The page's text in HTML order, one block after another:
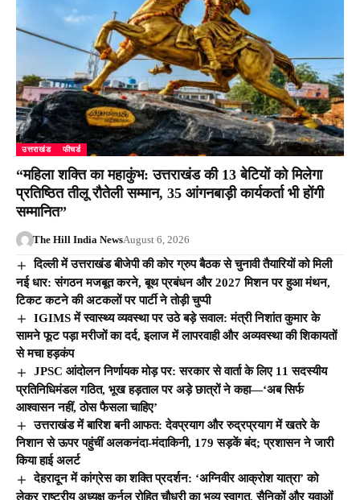
उत्तराखंड फीचर्ड
“महिला शक्ति का महाकुंभ: उत्तराखंड की 13 बेटियों को मिलेगा
प्रतिष्ठित तीलू रौतेली सम्मान, 35 आंगनबाड़ी कार्यकर्ता भी होंगी
सम्मानित”
The Hill India NewsAugust 6, 2026
दिल्ली में उत्तराखंड बीजेपी की कोर ग्रुप बैठक से चुनावी तैयारियों को मिली
नई धार: संगठन मजबूत करने, बूथ प्रबंधन और 2027 मिशन पर हुआ मंथन,
टिकट कटने की अटकलों पर पार्टी ने तोड़ी चुप्पी
IGIMS में स्वास्थ्य व्यवस्था पर उठे बड़े सवाल: मंत्री निशांत कुमार के
सामने फूट पड़ा मरीजों का दर्द, इलाज में लापरवाही और अव्यवस्था की शिकायतों
से मचा हड़कंप
JPSC आंदोलन निर्णायक मोड़ पर: सरकार से वार्ता के लिए 11 सदस्यीय
प्रतिनिधिमंडल गठित, भूख हड़ताल पर अड़े छात्रों ने कहा—‘अब सिर्फ
आश्वासन नहीं, ठोस फैसला चाहिए’
उत्तराखंड में बारिश बनी आफत: देवप्रयाग और रुद्रप्रयाग में खतरे के
निशान से ऊपर पहुंचीं अलकनंदा-मंदाकिनी, 179 सड़कें बंद; प्रशासन ने जारी
किया हाई अलर्ट
देहरादून में कांग्रेस का शक्ति प्रदर्शन: ‘अग्निवीर आक्रोश यात्रा’ को
लेकर राष्ट्रीय अध्यक्ष कर्नल रोहित चौधरी का भव्य स्वागत, सैनिकों और युवाओं